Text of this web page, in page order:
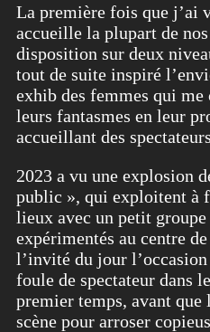
La première fois que j’ai
accueille la plupart de nos
disposition sur deux
tout de suite inspiré
exhib des femmes qui
leurs fantasmes en leur
accueillant des
2023 a vu une explosion
public », qui exploitent à
lieux avec un petit groupe
expérimentés au centre
l’invité du jour
foule de spectateur dans
premier temps, avant que
scène pour arroser